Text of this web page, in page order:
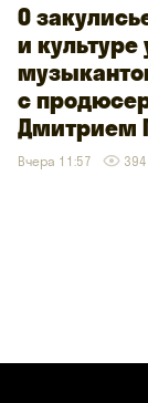
О
и
с
Дмитрием
Вчера 11:57 394